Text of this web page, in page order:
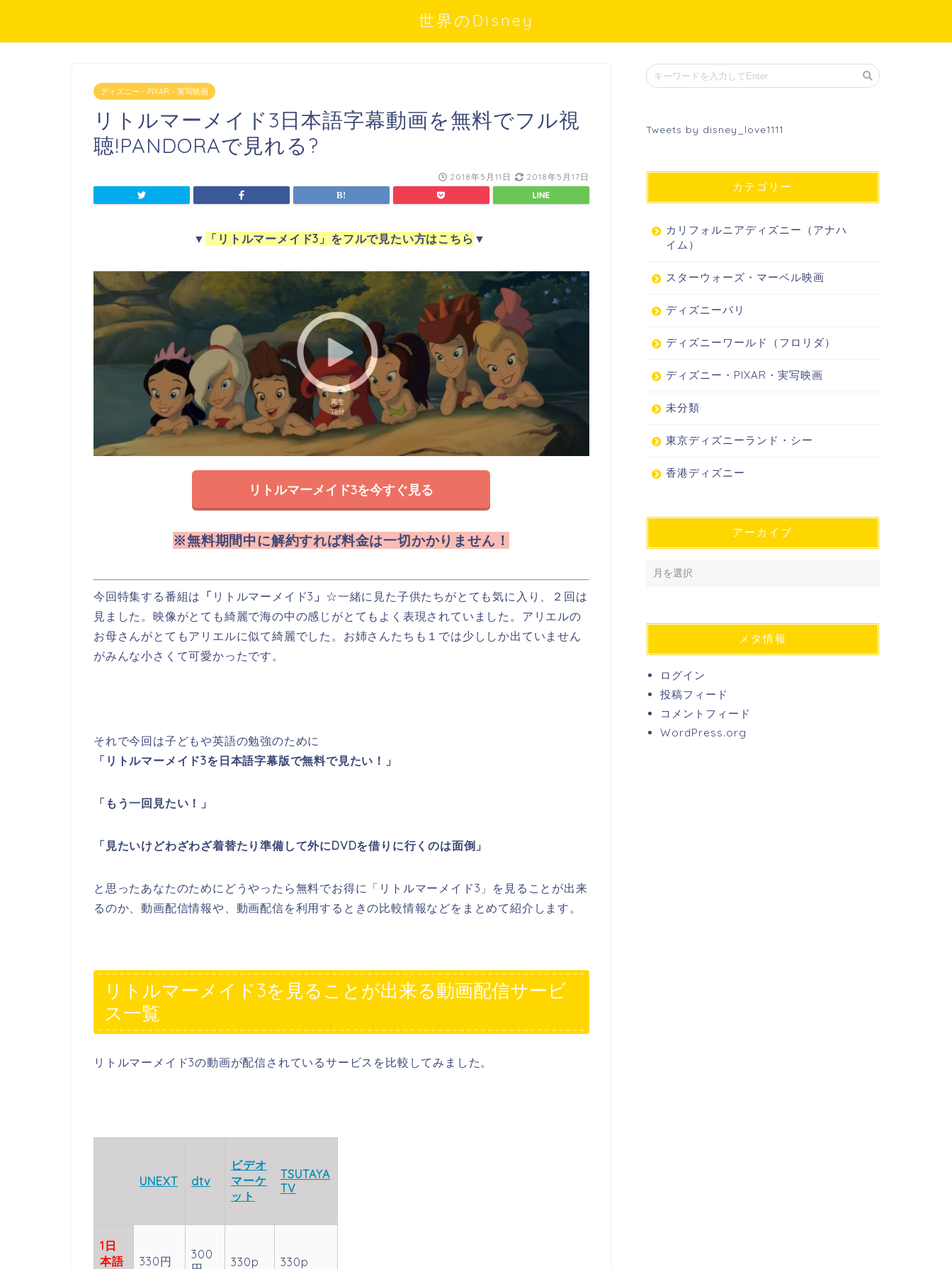
世界のDisney
ディズニー・PIXAR・実写映画
リトルマーメイド3日本語字幕動画を無料でフル視
聴!PANDORAで見れる?
2018年5月11日 2018年5月17日
▼ 「リトルマーメイド3」をフルで見たい方はこちら ▼
リトルマーメイド3を今すぐ見る
※無料期間中に解約すれば料金は一切かかりません！
今回特集する番組は 「 リトルマーメイド3 」 ☆一緒に見た子供たちがとても気に入り、２回は
見ました。映像がとても綺麗で海の中の感じがとてもよく表現されていました。アリエルの
お母さんがとてもアリエルに似て綺麗でした。お姉さんたちも１では少ししか出ていません
がみんな小さくて可愛かったです。
それで今回は子どもや英語の勉強のために
「リトルマーメイド3を日本語字幕版で無料で見たい！」
「もう一回見たい！」
「見たいけどわざわざ着替たり準備して外にDVDを借りに行くのは面倒」
と思ったあなたのためにどうやったら無料でお得に「リトルマーメイド3」を見ることが出来
るのか、動画配信情報や、動画配信を利用するときの比較情報などをまとめて紹介します。
リトルマーメイド3を見ることが出来る動画配信サービ
ス一覧
リトルマーメイド3の動画が配信されているサービスを比較してみました。
UNEXT dtv
ビデオ
マーケ
ット
TSUTAYA
TV
1 日
本語
330円
300
330p 330p
Tweets by disney_love1111
カテゴリー
カリフォルニアディズニー（アナハ
イム）
スターウォーズ・マーベル映画
ディズニーパリ
ディズニーワールド（フロリダ）
ディズニー・PIXAR・実写映画
未分類
東京ディズニーランド・シー
香港ディズニー
アーカイブ
メタ情報
ログイン
投稿フィード
コメントフィード
WordPress.org